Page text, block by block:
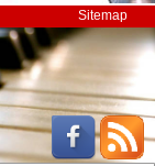
Sitemap